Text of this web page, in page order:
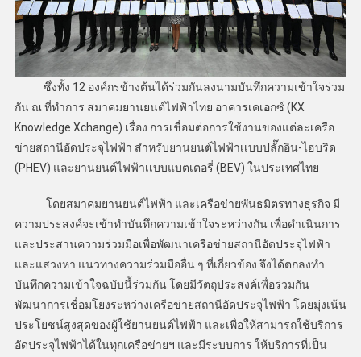
ซึ่งทั้ง 12 องค์กรข้างต้นได้ร่วมกันลงนามบันทึกความเข้าใจร่วม
กัน ณ ​ที่ทำการ สมาคมยานยนต์ไฟฟ้าไทย อาคารเคเอกซ์ (KX
Knowledge Xchange) เรื่อง การเชื่อมต่อการใช้งานของแต่ละเครือ
ข่ายสถานีอัดประจุไฟฟ้า สำหรับยานยนต์ไฟฟ้าเเบบปลั๊กอิน-ไฮบริด
(PHEV) และยานยนต์ไฟฟ้าเเบบแบตเตอรี่ (BEV) ในประเทศไทย
โดยสมาคมยานยนต์ไฟฟ้า และเครือข่ายพันธมิตรทางธุรกิจ มี
ความประสงค์จะเข้าทำบันทึกความเข้าใจระหว่างกัน เพื่อดำเนินการ
และประสานความร่วมมือเพื่อพัฒนาเครือข่ายสถานีอัดประจุไฟฟ้า
และแสวงหา แนวทางความร่วมมืออื่น ๆ ที่เกี่ยวข้อง จึงได้ตกลงทำ
บันทึกความเข้าใจฉบับนี้ร่วมกัน โดยมีวัตถุประสงค์เพื่อร่วมกัน
พัฒนาการเชื่อมโยงระหว่างเครือข่ายสถานีอัดประจุไฟฟ้า โดยมุ่งเน้น
ประโยชน์สูงสุดของผู้ใช้ยานยนต์ไฟฟ้า และเพื่อให้สามารถใช้บริการ
อัดประจุไฟฟ้าได้ในทุกเครือข่ายฯ และมีระบบการ ให้บริการที่เป็น